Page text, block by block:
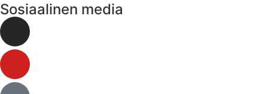
Sosiaalinen media